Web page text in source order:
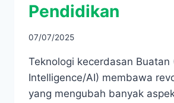
Pendidikan
07/07/2025
Teknologi kecerdasan Buatan
Intelligence/AI) membawa
yang mengubah banyak